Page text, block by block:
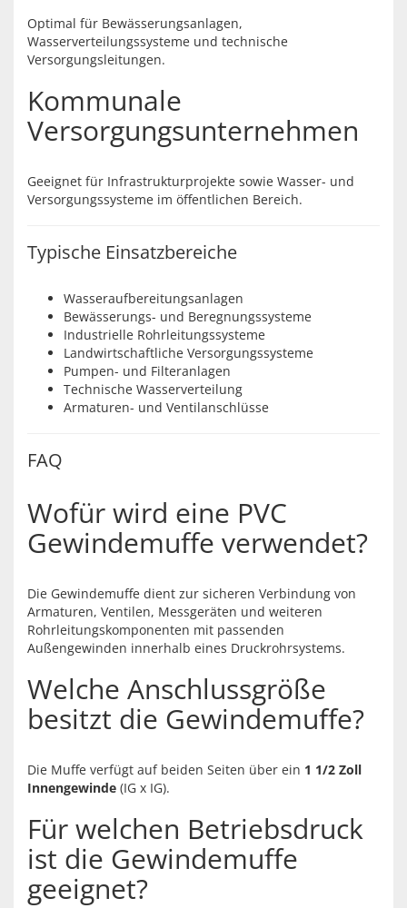
Optimal für Bewässerungsanlagen,
Wasserverteilungssysteme und technische
Versorgungsleitungen.
Kommunale
Versorgungsunternehmen
Geeignet für Infrastrukturprojekte sowie Wasser- und
Versorgungssysteme im öffentlichen Bereich.
Typische Einsatzbereiche
Wasseraufbereitungsanlagen
Bewässerungs- und Beregnungssysteme
Industrielle Rohrleitungssysteme
Landwirtschaftliche Versorgungssysteme
Pumpen- und Filteranlagen
Technische Wasserverteilung
Armaturen- und Ventilanschlüsse
FAQ
Wofür wird eine PVC
Gewindemuffe verwendet?
Die Gewindemuffe dient zur sicheren Verbindung von
Armaturen, Ventilen, Messgeräten und weiteren
Rohrleitungskomponenten mit passenden
Außengewinden innerhalb eines Druckrohrsystems.
Welche Anschlussgröße
besitzt die Gewindemuffe?
Die Muffe verfügt auf beiden Seiten über ein 1 1/2 Zoll
Innengewinde (IG x IG).
Für welchen Betriebsdruck
ist die Gewindemuffe
geeignet?